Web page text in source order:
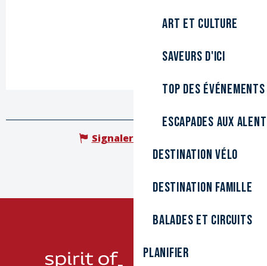
Art et culture
Saveurs d'ici
Top des événements
Escapades aux
Destination Vélo
Destination Famille
Balades et circuits
Planifier
Signaler une erreur